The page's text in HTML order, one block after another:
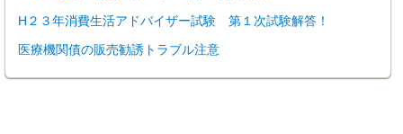
H２３年消費生活アドバイザー試験 第１次試験解答！
医療機関債の販売勧誘トラブル注意